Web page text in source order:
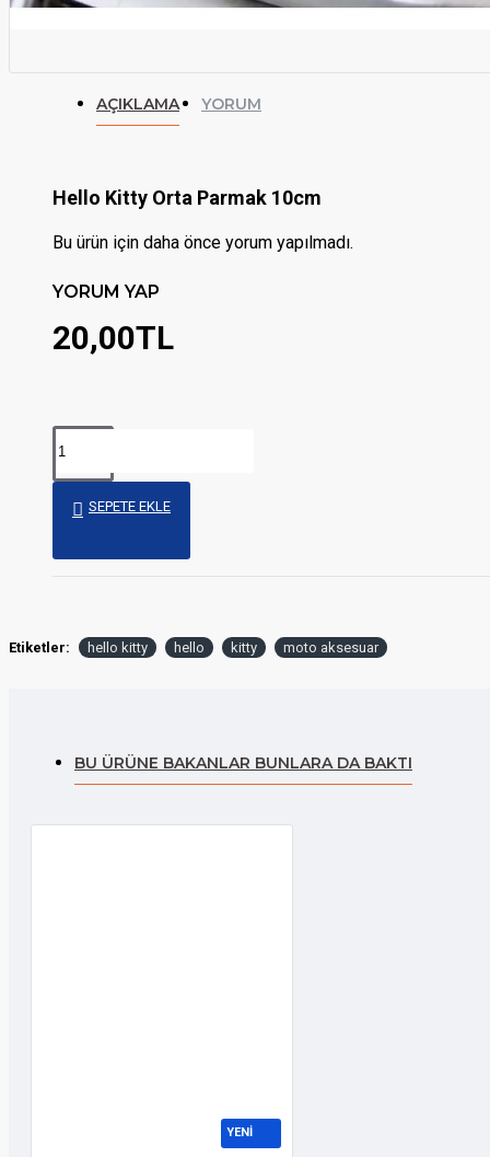
AÇIKLAMA YORUM
Hello Kitty Orta Parmak 10cm
Bu ürün için daha önce yorum yapılmadı.
YORUM YAP
20,00TL
SEPETE EKLE
Etiketler: hello kitty hello kitty moto aksesuar
BU ÜRÜNE BAKANLAR BUNLARA DA BAKTI
YENİ